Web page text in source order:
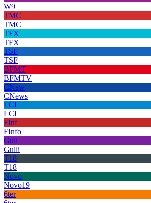
W9
TMC
TMC
TFX
TFX
TSF
TSF
BFMT
BFMTV
CNew
CNews
LCI
LCI
FInf
FInfo
Gull
Gulli
T18
T18
Novo
Novo19
6ter